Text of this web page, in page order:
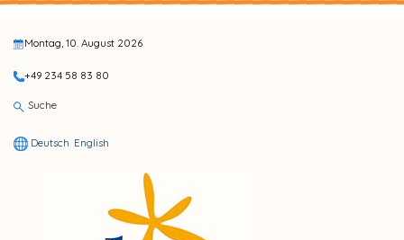
Montag, 10. August 2026
+49 234 58 83 80
Suche
Deutsch English